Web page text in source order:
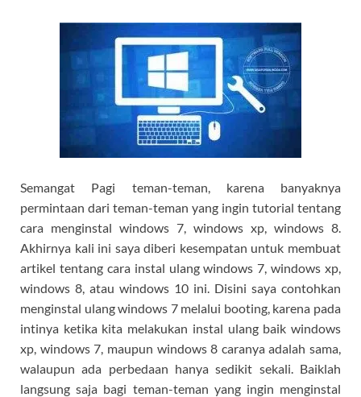
Semangat Pagi teman-teman, karena banyaknya
permintaan dari teman-teman yang ingin tutorial tentang
cara menginstal windows 7, windows xp, windows 8.
Akhirnya kali ini saya diberi kesempatan untuk membuat
artikel tentang cara instal ulang windows 7, windows xp,
windows 8, atau windows 10 ini. Disini saya contohkan
menginstal ulang windows 7 melalui booting, karena pada
intinya ketika kita melakukan instal ulang baik windows
xp, windows 7, maupun windows 8 caranya adalah sama,
walaupun ada perbedaan hanya sedikit sekali. Baiklah
langsung saja bagi teman-teman yang ingin menginstal